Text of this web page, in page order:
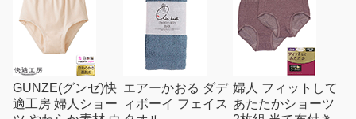
GUNZE(グンゼ)快
適工房 婦人ショー
エアーかおる ダデ
ィボーイ フェイス
婦人 フィットして
あたたかショーツ